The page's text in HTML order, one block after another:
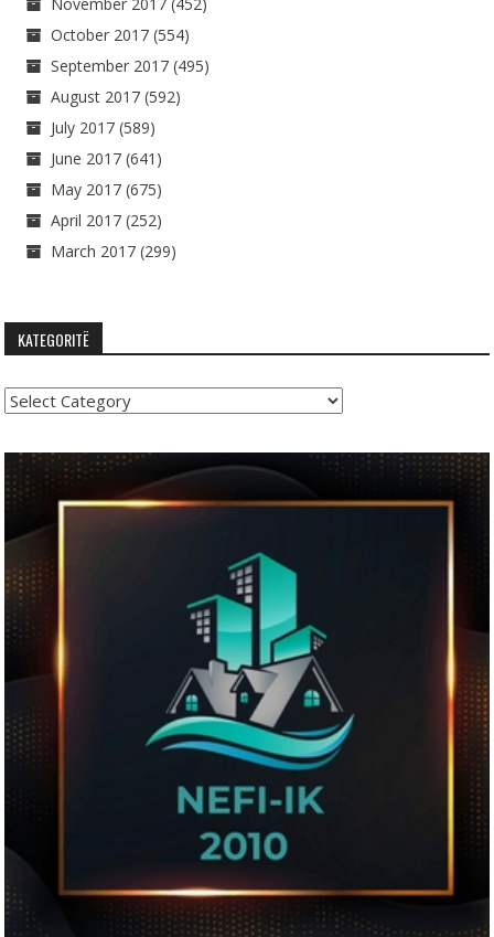
November 2017 (452)
October 2017 (554)
September 2017 (495)
August 2017 (592)
July 2017 (589)
June 2017 (641)
May 2017 (675)
April 2017 (252)
March 2017 (299)
KATEGORITË
Kategoritë